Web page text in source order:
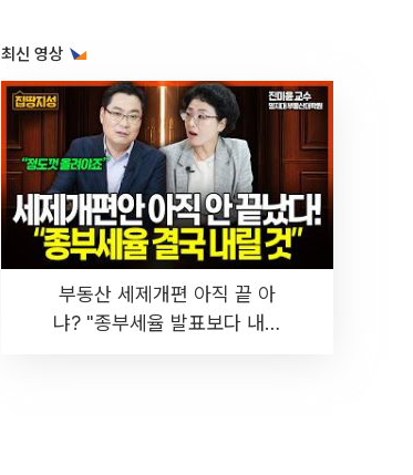
최신 영상
부동산 세제개편 아직 끝 아
냐? "종부세율 발표보다 내릴